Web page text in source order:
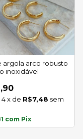
argola arco robusto
inoxidável
4x de R$7,48 sem
com Pix